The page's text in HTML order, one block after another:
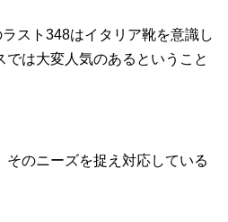
スト348はイタリア靴を意識し
では大変人気のあるということ
のニーズを捉え対応している